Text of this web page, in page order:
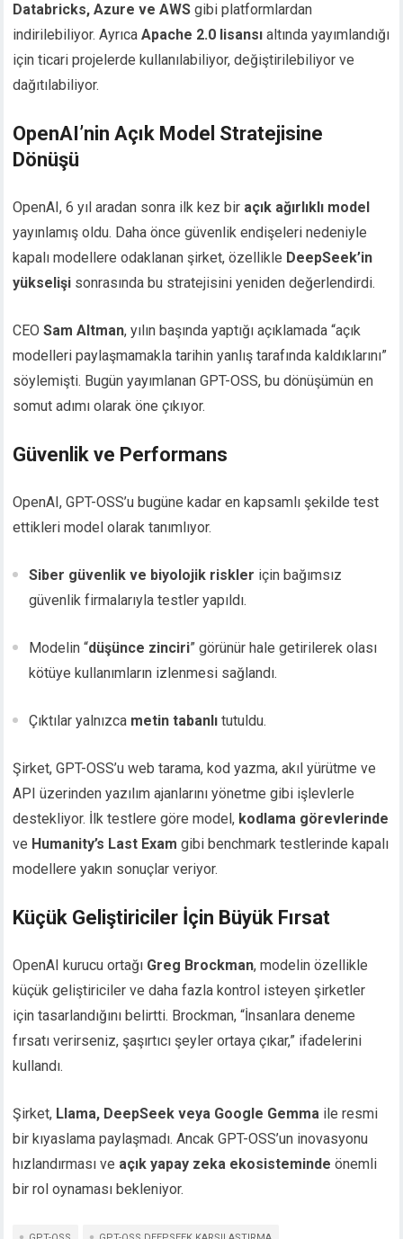
Databricks, Azure ve AWS gibi platformlardan
indirilebiliyor. AyrıcaApache 2.0 lisansı altında yayımlandığı
için ticari projelerde kullanılabiliyor, değiştirilebiliyor ve
dağıtılabiliyor.
OpenAI’nin Açık Model Stratejisine
Dönüşü
OpenAI, 6 yıl aradan sonra ilk kez bir açık ağırlıklı model
yayınlamış oldu. Daha önce güvenlik endişeleri nedeniyle
kapalı modellere odaklanan şirket, özellikle DeepSeek’in
yükselişi sonrasında bu stratejisini yeniden değerlendirdi.
CEOSam Altman, yılın başında yaptığı açıklamada “açık
modelleri paylaşmamakla tarihin yanlış tarafında kaldıklarını”
söylemişti. Bugün yayımlanan GPT-OSS, bu dönüşümün en
somut adımı olarak öne çıkıyor.
Güvenlik ve Performans
OpenAI, GPT-OSS’u bugüne kadar en kapsamlı şekilde test
ettikleri model olarak tanımlıyor.
Siber güvenlik ve biyolojik riskler için bağımsız
güvenlik firmalarıyla testler yapıldı.
Modelin “düşünce zinciri” görünür hale getirilerek olası
kötüye kullanımların izlenmesi sağlandı.
Çıktılar yalnızca metin tabanlı tutuldu.
Şirket, GPT-OSS’u web tarama, kod yazma, akıl yürütme ve
API üzerinden yazılım ajanlarını yönetme gibi işlevlerle
destekliyor. İlk testlere göre model, kodlama görevlerinde
ve Humanity’s Last Exam gibi benchmark testlerinde kapalı
modellere yakın sonuçlar veriyor.
Küçük Geliştiriciler İçin Büyük Fırsat
OpenAI kurucu ortağı Greg Brockman, modelin özellikle
küçük geliştiriciler ve daha fazla kontrol isteyen şirketler
için tasarlandığını belirtti. Brockman, “İnsanlara deneme
fırsatı verirseniz, şaşırtıcı şeyler ortaya çıkar,” ifadelerini
kullandı.
Şirket, Llama, DeepSeek veya Google Gemma ile resmi
bir kıyaslama paylaşmadı. Ancak GPT-OSS’un inovasyonu
hızlandırması ve açık yapay zeka ekosisteminde önemli
bir rol oynaması bekleniyor.